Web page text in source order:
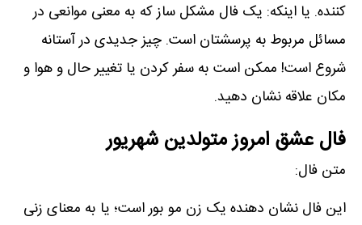
کننده. یا اینکه: یک فال مشکل ساز که به معنی موانعی در
مسائل مربوط به پرسشتان است. چیز جدیدی در آستانه
شروع است! ممکن است به سفر کردن یا تغییر حال و ھوا و
مکان علاقه نشان دھید.
فال عشق امروز متولدین شهریور
متن فال:
این فال نشان دھنده یک زن مو بور است؛ یا به معنای زنی